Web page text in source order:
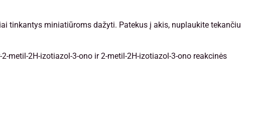
tinkantys miniatiūroms dažyti. Patekus į akis, nuplaukite tekančiu
metil-2H-izotiazol-3-ono ir 2-metil-2H-izotiazol-3-ono reakcinės